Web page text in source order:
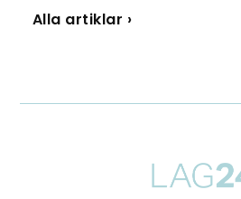
Alla artiklar ›